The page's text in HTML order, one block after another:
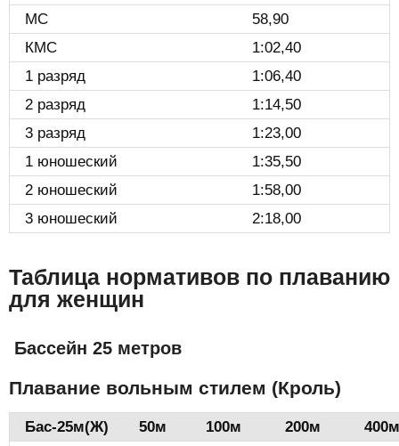
МС
58,90
КМС
1:02,40
1 разряд
1:06,40
2 разряд
1:14,50
3 разряд
1:23,00
1 юношеский
1:35,50
2 юношеский
1:58,00
3 юношеский
2:18,00
Таблица нормативов по плаванию
для женщин
Бассейн 25 метров
Плавание вольным стилем (Кроль)
Бас-25м(Ж)️ 50м 100м 200м
400м